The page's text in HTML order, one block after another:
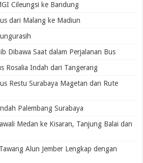
Cileungsi ke Bandung
dari Malang ke Madiun
Dibawa Saat dalam Perjalanan Bus
Rosalia Indah dari Tangerang
Restu Surabaya Magetan dan Rute
Palembang Surabaya
Medan ke Kisaran, Tanjung Balai dan
Alun Jember Lengkap dengan